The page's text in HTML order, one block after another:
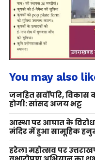
You may also
जनहित सर्वोपरि, विकास
होगी: सांसद अजय भट्ट
आस्था पर आघात के
मंदिर में हुआ सामूहिक
हरेला महोत्सव पर